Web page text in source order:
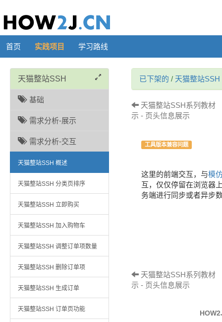
首页 实践项目 学习路线
天猫整站SSH
基础
需求分析-展示
需求分析-交互
天猫整站SSH 概述
天猫整站SSH 分类页排序
天猫整站SSH 立即购买
天猫整站SSH 加入购物车
天猫整站SSH 调整订单项数量
天猫整站SSH 删除订单项
天猫整站SSH 生成订单
天猫整站SSH 订单页功能
已下架的 / 天猫整站SSH
天猫整站SSH系列教材
示 - 页头信息展示
工具版本兼容问题
这里的前端交互，与模
互，仅仅停留在浏览器
务端进行同步或者异步
天猫整站SSH系列教材
示 - 页头信息展示